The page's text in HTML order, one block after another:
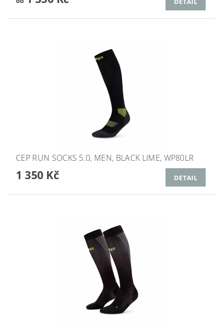
CEP RUN SOCKS 5.0, MEN, BLACK LIME, WP80LR
1 350 Kč DETAIL